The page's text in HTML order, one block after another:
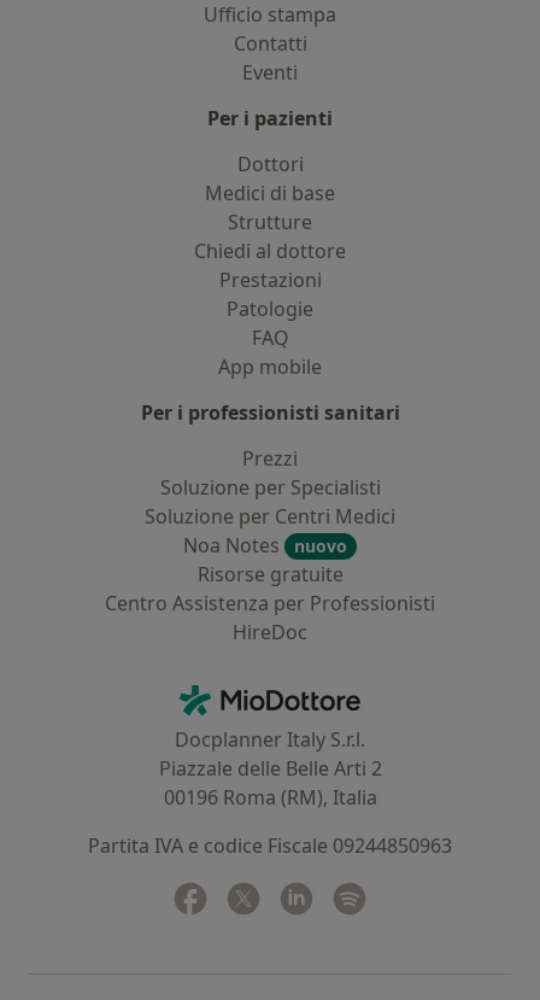
Ufficio stampa
Contatti
Eventi
Per i pazienti
Dottori
Medici di base
Strutture
Chiedi al dottore
Prestazioni
Patologie
FAQ
App mobile
Per i professionisti sanitari
Prezzi
Soluzione per Specialisti
Soluzione per Centri Medici
Noa Notes
nuovo
Risorse gratuite
Centro Assistenza per Professionisti
HireDoc
MioDottore - Homepage
Docplanner Italy S.r.l.
Piazzale delle Belle Arti 2
00196 Roma (RM), Italia
Partita IVA e codice Fiscale 09244850963
Facebook
si apre in una nuova scheda
Twitter
si apre in una nuova scheda
Linkedin
si apre in una nuova